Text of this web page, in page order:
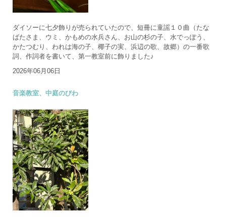
ダイソーに七夕飾りが売られていたので、短冊に童謡１０曲（たな
ばたさま、ウミ、かもめの水兵さん、お山の杉の子、水でっぽう、
かたつむり、われは海の子、椰子の実、浜辺の歌、故郷）の一番歌
詞、作詞者を書いて、第一教室前に飾りました♪
2026年06月06日
音楽教室、中庭のびわ